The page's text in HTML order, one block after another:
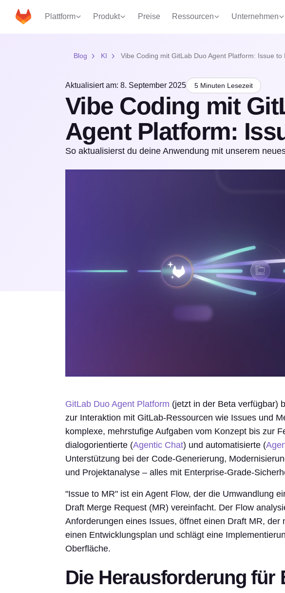
Plattform Produkt Preise Ressourcen Unternehmen
Blog KI Vibe Coding mit GitLab Duo Agent Platform: Issue to
Aktualisiert am: 8. September 2025 5 Minuten Lesezeit
Vibe Coding mit
Agent Platform:
So aktualisierst du deine Anwendung mit unserem
GitLab Duo Agent Platform (jetzt in der Beta verfügbar)
zur Interaktion mit GitLab-Ressourcen wie Issues und
komplexe, mehrstufige Aufgaben vom Konzept bis zur
dialogorientierte (Agentic Chat) und automatisierte (
Unterstützung bei der Code-Generierung,
und Projektanalyse – alles mit Enterprise-Grade-
"Issue to MR" ist ein Agent Flow, der die Umwandlung
Draft Merge Request (MR) vereinfacht. Der Flow
Anforderungen eines Issues, öffnet einen Draft MR, der
einen Entwicklungsplan und schlägt eine
Oberfläche.
Die Herausforderung für